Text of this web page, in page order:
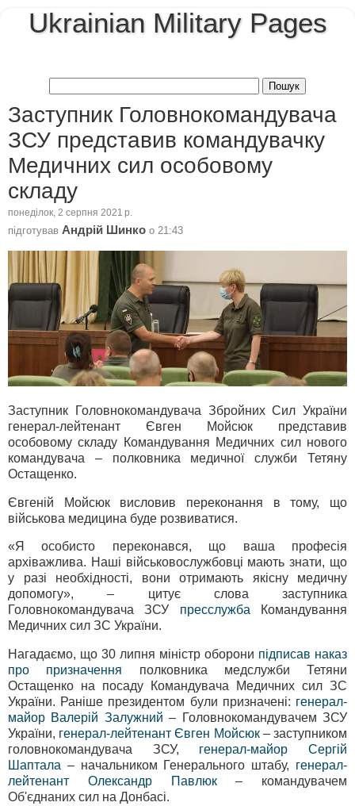
Ukrainian Military Pages
Заступник Головнокомандувача
ЗСУ представив командувачку
Медичних сил особовому
складу
понеділок, 2 серпня 2021 р.
підготував Андрій Шинко о 21:43
Заступник Головнокомандувача Збройних Сил України
генерал-лейтенант Євген Мойсюк представив
особовому складу Командування Медичних сил нового
командувача – полковника медичної служби Тетяну
Остащенко.
Євгеній Мойсюк висловив переконання в тому, що
військова медицина буде розвиватися.
«Я особисто переконався, що ваша професія
архіважлива. Наші військовослужбовці мають знати, що
у разі необхідності, вони отримають якісну медичну
допомогу», – цитує слова заступника
Головнокомандувача ЗСУ пресслужба Командування
Медичних сил ЗС України.
Нагадаємо, що 30 липня міністр оборони підписав наказ
про призначення полковника медслужби Тетяни
Остащенко на посаду Командувача Медичних сил ЗС
України. Раніше президентом були призначені: генерал-
майор Валерій Залужний – Головнокомандувачем ЗСУ
України, генерал-лейтенант Євген Мойсюк– заступником
головнокомандувача ЗСУ, генерал-майор Сергій
Шаптала – начальником Генерального штабу, генерал-
лейтенант Олександр Павлюк– командувачем
Об'єднаних сил на Донбасі.